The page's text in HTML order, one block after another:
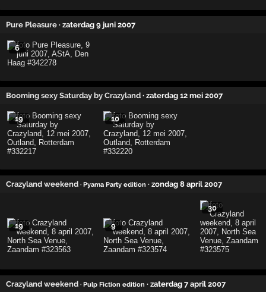
Pure Pleasure · zaterdag 9 juni 2007
6
Booming sexy Saturday by Crazyland · zaterdag 12 mei 2007
19 10
Crazyland weekend · Pyama Party edition · zondag 8 april 2007
19 9
30
Crazyland weekend · Pulp Fiction edition · zaterdag 7 april 2007